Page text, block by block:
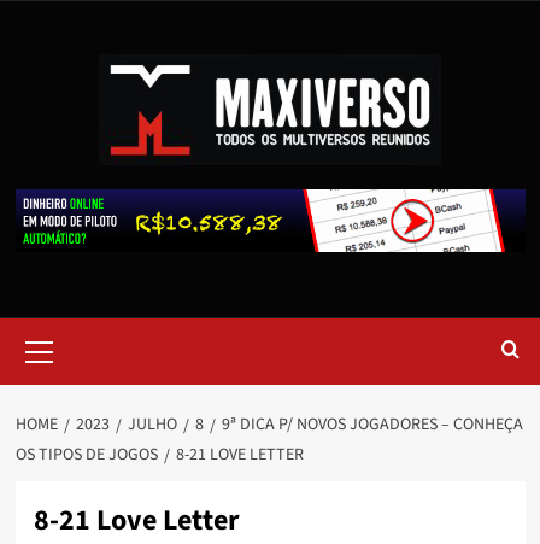
HOME 2023 JULHO 8
9ª DICA P/ NOVOS JOGADORES – CONHEÇA
OS TIPOS DE JOGOS
8-21 LOVE LETTER
8-21 Love Letter